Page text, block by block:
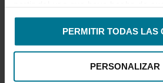
PERMITIR TODAS LAS
PERSONALIZAR
Jugar una partida de pádel te renueva y
Si te pasa esto, si esto resuena contigo y
conmigo…